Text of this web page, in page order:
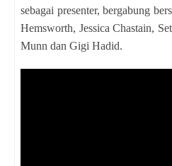
sebagai presenter, bergabung
Hemsworth, Jessica Chastain,
Munn dan Gigi Hadid.